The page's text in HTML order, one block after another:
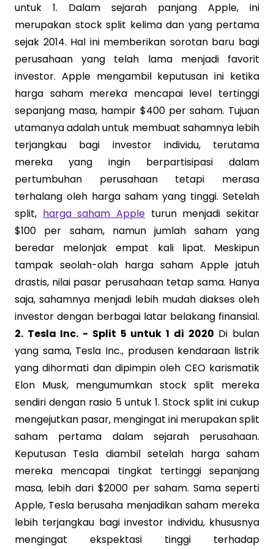
untuk 1. Dalam sejarah panjang Apple, ini
merupakan stock split kelima dan yang pertama
sejak 2014. Hal ini memberikan sorotan baru bagi
perusahaan yang telah lama menjadi favorit
investor. Apple mengambil keputusan ini ketika
harga saham mereka mencapai level tertinggi
sepanjang masa, hampir $400 per saham. Tujuan
utamanya adalah untuk membuat sahamnya lebih
terjangkau bagi investor individu, terutama
mereka yang ingin berpartisipasi dalam
pertumbuhan perusahaan tetapi merasa
terhalang oleh harga saham yang tinggi. Setelah
split, harga saham Apple turun menjadi sekitar
$100 per saham, namun jumlah saham yang
beredar melonjak empat kali lipat. Meskipun
tampak seolah-olah harga saham Apple jatuh
drastis, nilai pasar perusahaan tetap sama. Hanya
saja, sahamnya menjadi lebih mudah diakses oleh
investor dengan berbagai latar belakang finansial.
2. Tesla Inc. - Split 5 untuk 1 di 2020 Di bulan
yang sama, Tesla Inc., produsen kendaraan listrik
yang dihormati dan dipimpin oleh CEO karismatik
Elon Musk, mengumumkan stock split mereka
sendiri dengan rasio 5 untuk 1. Stock split ini cukup
mengejutkan pasar, mengingat ini merupakan split
saham pertama dalam sejarah perusahaan.
Keputusan Tesla diambil setelah harga saham
mereka mencapai tingkat tertinggi sepanjang
masa, lebih dari $2000 per saham. Sama seperti
Apple, Tesla berusaha menjadikan saham mereka
lebih terjangkau bagi investor individu, khususnya
mengingat ekspektasi tinggi terhadap